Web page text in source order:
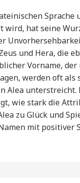
wird, hat seine
und Hera, die
Vorname,
werden oft
Alea
wie stark die
zu Glück und
mit positiver